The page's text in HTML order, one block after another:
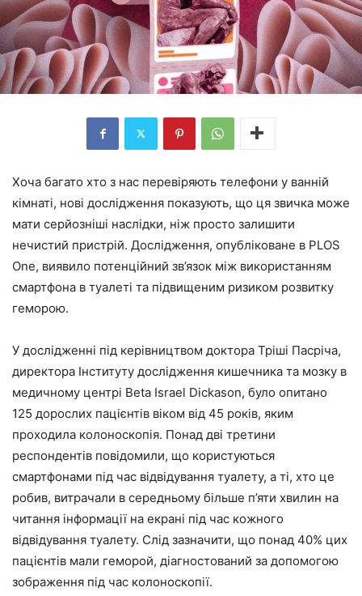
Хоча багато хто з нас перевіряють телефони у ванній
кімнаті, нові дослідження показують, що ця звичка може
мати серйозніші наслідки, ніж просто залишити
нечистий пристрій. Дослідження, опубліковане в PLOS
One, виявило потенційний зв’язок між використанням
смартфона в туалеті та підвищеним ризиком розвитку
геморою.
У дослідженні під керівництвом доктора Тріші Пасріча,
директора Інституту дослідження кишечника та мозку в
медичному центрі Beta Israel Dickason, було опитано
125 дорослих пацієнтів віком від 45 років, яким
проходила колоноскопія. Понад дві третини
респондентів повідомили, що користуються
смартфонами під час відвідування туалету, а ті, хто це
робив, витрачали в середньому більше п’яти хвилин на
читання інформації на екрані під час кожного
відвідування туалету. Слід зазначити, що понад 40% цих
пацієнтів мали геморой, діагностований за допомогою
зображення під час колоноскопії.